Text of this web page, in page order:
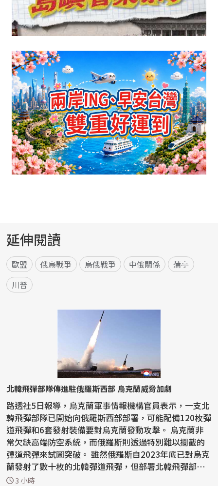
延伸閱讀
歐盟 俄烏戰爭 烏俄戰爭 中俄關係
蒲亭
川普
北韓飛彈部隊傳進駐俄羅斯西部 烏克蘭威脅加劇
路透社5日報導，烏克蘭軍事情報機構官員表示，一支北
韓飛彈部隊已開始向俄羅斯西部部署，可能配備120枚彈
道飛彈和6套發射裝備要對烏克蘭發動攻擊。 烏克蘭非
常欠缺高端防空系統，而俄羅斯則透過特別難以攔截的
彈道飛彈來試圖突破。 雖然俄羅斯自2023年底已對烏克
蘭發射了數十枚的北韓彈道飛彈，但部署北韓飛彈部
隊...3 小時